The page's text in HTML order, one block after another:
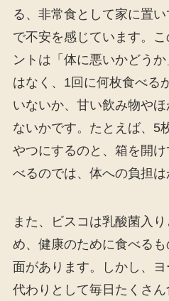
る、非常食として家に置
で不安を感じています。
ントは「体に悪いかどう
はなく、1回に何枚食べる
いないか、甘い飲み物や
ないかです。たとえば、5
やつにするのと、箱を開
べるのでは、体への負担は
また、ビスコは乳酸菌入
め、健康のために食べる
面があります。しかし、
代わりとして毎日たくさ